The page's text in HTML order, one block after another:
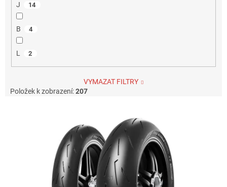
J 14
B 4
L 2
VYMAZAT FILTRY
Položek k zobrazení:207